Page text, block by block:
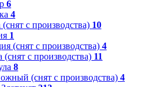
6
4
(снят с производства) 10
1
(снят с производства) 4
(снят с производства) 11
8
(снят с производства) 4